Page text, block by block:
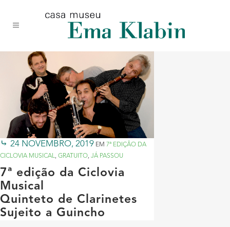
conteúdo
navegação
site
24 NOVEMBRO, 2019 EM 7ª EDIÇÃO DA
CICLOVIA MUSICAL, GRATUITO, JÁ PASSOU
7ª edição da Ciclovia
Musical
Quinteto de Clarinetes
Sujeito a Guincho